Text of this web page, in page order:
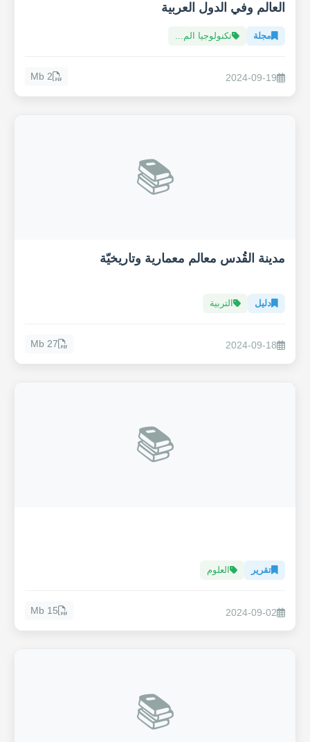
العالم وفي الدول العربية
مجلة تكنولوجيا الم...
2024-09-19
2 Mb
📚
مدينة القُدس معالم معمارية وتاريخيّة
دليل التربية
2024-09-18
27 Mb
📚
تقرير العلوم
2024-09-02
15 Mb
📚